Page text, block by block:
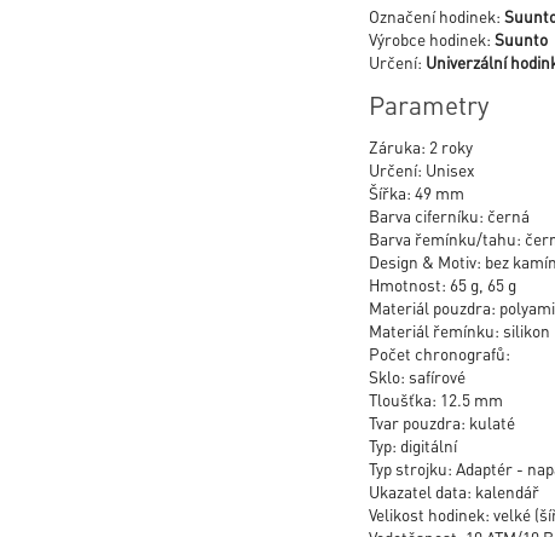
Označení hodinek:
Výrobce hodinek:Suunto
Určení: Univerzální
Parametry
Záruka: 2 roky
Určení: Unisex
Šířka: 49 mm
Barva ciferníku: černá
Barva řemínku/tahu:
Design & Motiv: bez
Hmotnost: 65 g, 65 g
Materiál pouzdra:
Materiál řemínku: silikon
Počet chronografů:
Sklo: safírové
Tloušťka: 12.5 mm
Tvar pouzdra: kulaté
Typ: digitální
Typ strojku: Adaptér -
Ukazatel data: kalendář
Velikost hodinek: velké